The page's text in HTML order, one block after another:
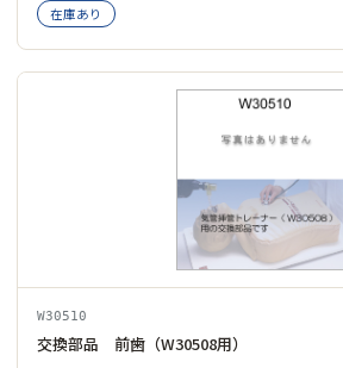
在庫あり
W30510
交換部品 前歯（W30508用）